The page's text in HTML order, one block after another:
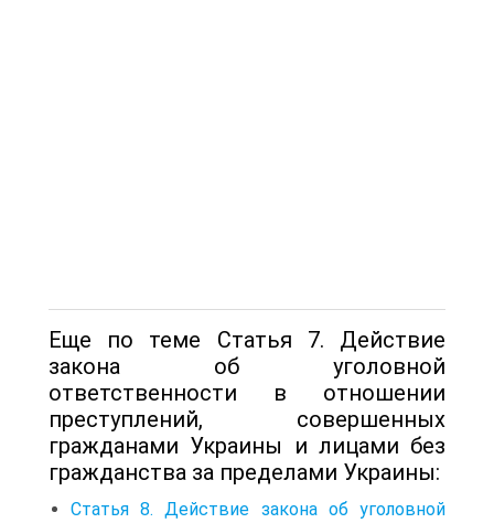
Еще по теме Статья 7. Действие
закона об уголовной
ответственности в отношении
преступлений, совершенных
гражданами Украины и лицами без
гражданства за пределами Украины:
Статья 8. Действие закона об уголовной